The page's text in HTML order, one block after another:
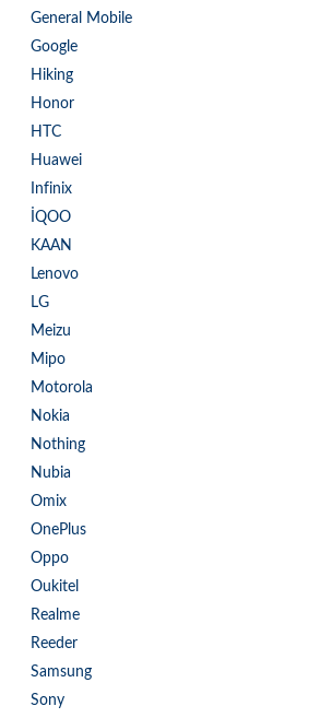
General Mobile
Google
Hiking
Honor
HTC
Huawei
Infinix
İQOO
KAAN
Lenovo
LG
Meizu
Mipo
Motorola
Nokia
Nothing
Nubia
Omix
OnePlus
Oppo
Oukitel
Realme
Reeder
Samsung
Sony